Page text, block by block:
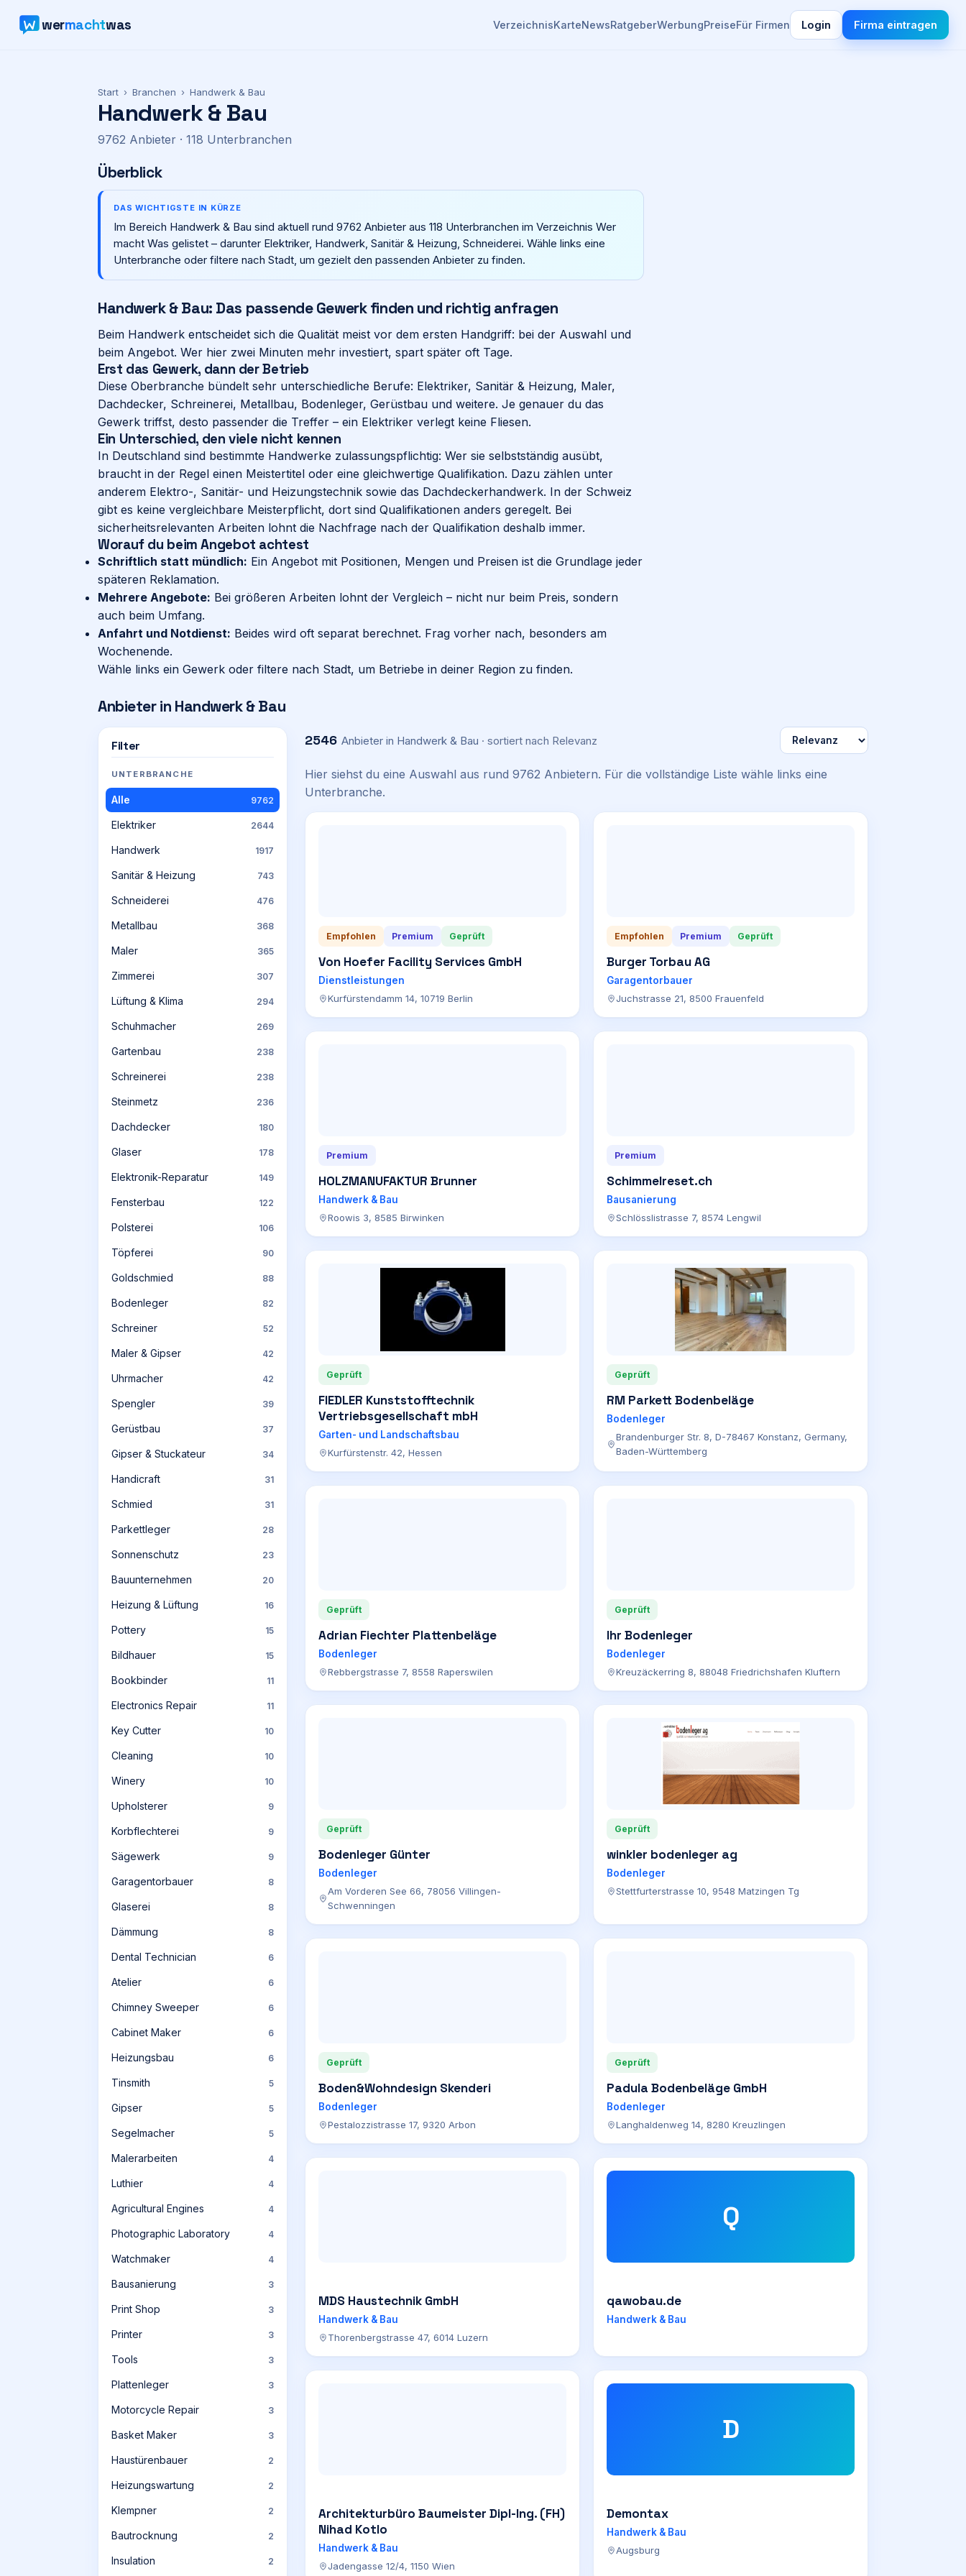
wermachtwas VerzeichnisKarteNewsRatgeberWerbungPreiseFür Firmen Login Firma eintragen
Start › Branchen › Handwerk & Bau
Handwerk & Bau
9762 Anbieter · 118 Unterbranchen
Überblick
DAS WICHTIGSTE IN KÜRZE
Im Bereich Handwerk & Bau sind aktuell rund 9762 Anbieter aus 118 Unterbranchen im Verzeichnis Wer
macht Was gelistet – darunter Elektriker, Handwerk, Sanitär & Heizung, Schneiderei. Wähle links eine
Unterbranche oder filtere nach Stadt, um gezielt den passenden Anbieter zu finden.
Handwerk & Bau: Das passende Gewerk finden und richtig anfragen
Beim Handwerk entscheidet sich die Qualität meist vor dem ersten Handgriff: bei der Auswahl und
beim Angebot. Wer hier zwei Minuten mehr investiert, spart später oft Tage.
Erst das Gewerk, dann der Betrieb
Diese Oberbranche bündelt sehr unterschiedliche Berufe: Elektriker, Sanitär & Heizung, Maler,
Dachdecker, Schreinerei, Metallbau, Bodenleger, Gerüstbau und weitere. Je genauer du das
Gewerk triffst, desto passender die Treffer – ein Elektriker verlegt keine Fliesen.
Ein Unterschied, den viele nicht kennen
In Deutschland sind bestimmte Handwerke zulassungspflichtig: Wer sie selbstständig ausübt,
braucht in der Regel einen Meistertitel oder eine gleichwertige Qualifikation. Dazu zählen unter
anderem Elektro-, Sanitär- und Heizungstechnik sowie das Dachdeckerhandwerk. In der Schweiz
gibt es keine vergleichbare Meisterpflicht, dort sind Qualifikationen anders geregelt. Bei
sicherheitsrelevanten Arbeiten lohnt die Nachfrage nach der Qualifikation deshalb immer.
Worauf du beim Angebot achtest
Schriftlich statt mündlich: Ein Angebot mit Positionen, Mengen und Preisen ist die Grundlage jeder
späteren Reklamation.
Mehrere Angebote: Bei größeren Arbeiten lohnt der Vergleich – nicht nur beim Preis, sondern
auch beim Umfang.
Anfahrt und Notdienst: Beides wird oft separat berechnet. Frag vorher nach, besonders am
Wochenende.
Wähle links ein Gewerk oder filtere nach Stadt, um Betriebe in deiner Region zu finden.
Anbieter in Handwerk & Bau
Filter
UNTERBRANCHE
Alle 9762
Elektriker 2644
Handwerk 1917
Sanitär & Heizung 743
Schneiderei 476
Metallbau 368
Maler 365
Zimmerei 307
Lüftung & Klima 294
Schuhmacher 269
Gartenbau 238
Schreinerei 238
Steinmetz 236
Dachdecker 180
Glaser 178
Elektronik-Reparatur 149
Fensterbau 122
Polsterei 106
Töpferei 90
Goldschmied 88
Bodenleger 82
Schreiner 52
Maler & Gipser 42
Uhrmacher 42
Spengler 39
Gerüstbau 37
Gipser & Stuckateur 34
Handicraft 31
Schmied 31
Parkettleger 28
Sonnenschutz 23
Bauunternehmen 20
Heizung & Lüftung 16
Pottery 15
Bildhauer 15
Bookbinder 11
Electronics Repair 11
Key Cutter 10
Cleaning 10
Winery 10
Upholsterer 9
Korbflechterei 9
Sägewerk 9
Garagentorbauer 8
Glaserei 8
Dämmung 8
Dental Technician 6
Atelier 6
Chimney Sweeper 6
Cabinet Maker 6
Heizungsbau 6
Tinsmith 5
Gipser 5
Segelmacher 5
Malerarbeiten 4
Luthier 4
Agricultural Engines 4
Photographic Laboratory 4
Watchmaker 4
Bausanierung 3
Print Shop 3
Printer 3
Tools 3
Plattenleger 3
Motorcycle Repair 3
Basket Maker 3
Haustürenbauer 2
Heizungswartung 2
Klempner 2
Bautrocknung 2
Insulation 2
2546 Anbieter in Handwerk & Bau · sortiert nach Relevanz
Hier siehst du eine Auswahl aus rund 9762 Anbietern. Für die vollständige Liste wähle links eine
Unterbranche.
Empfohlen Premium Geprüft
Von Hoefer Facility Services GmbH
Dienstleistungen
Kurfürstendamm 14, 10719 Berlin
Empfohlen Premium Geprüft
Burger Torbau AG
Garagentorbauer
Juchstrasse 21, 8500 Frauenfeld
Premium
HOLZMANUFAKTUR Brunner
Handwerk & Bau
Roowis 3, 8585 Birwinken
Premium
Schimmelreset.ch
Bausanierung
Schlösslistrasse 7, 8574 Lengwil
Geprüft
FIEDLER Kunststofftechnik
Vertriebsgesellschaft mbH
Garten- und Landschaftsbau
Kurfürstenstr. 42, Hessen
Geprüft
RM Parkett Bodenbeläge
Bodenleger
Brandenburger Str. 8, D-78467 Konstanz, Germany,
Baden-Württemberg
Geprüft
Adrian Fiechter Plattenbeläge
Bodenleger
Rebbergstrasse 7, 8558 Raperswilen
Geprüft
Ihr Bodenleger
Bodenleger
Kreuzäckerring 8, 88048 Friedrichshafen Kluftern
Geprüft
Bodenleger Günter
Bodenleger
Am Vorderen See 66, 78056 Villingen-
Schwenningen
Geprüft
winkler bodenleger ag
Bodenleger
Stettfurterstrasse 10, 9548 Matzingen Tg
Geprüft
Boden&Wohndesign Skenderi
Bodenleger
Pestalozzistrasse 17, 9320 Arbon
Geprüft
Padula Bodenbeläge GmbH
Bodenleger
Langhaldenweg 14, 8280 Kreuzlingen
MDS Haustechnik GmbH
Handwerk & Bau
Thorenbergstrasse 47, 6014 Luzern
Q
qawobau.de
Handwerk & Bau
Architekturbüro Baumeister Dipl-Ing. (FH)
Nihad Kotlo
Handwerk & Bau
Jadengasse 12/4, 1150 Wien
D
Demontax
Handwerk & Bau
Augsburg